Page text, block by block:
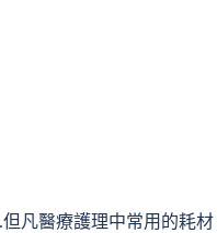
凡醫療護理中常用的耗材